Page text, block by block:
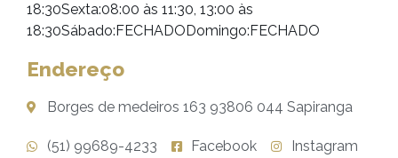
18:30Sexta:08:00 às 11:30, 13:00 às
18:30Sábado:FECHADODomingo:FECHADO
Endereço
Borges de medeiros 163 93806 044 Sapiranga
(51) 99689-4233 Facebook
Instagram